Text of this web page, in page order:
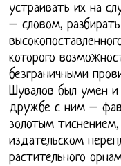
устраивать их на
– словом,
которого
безграничными
Шувалов был умен и
дружбе с ним –
золотым
издательском
растительного